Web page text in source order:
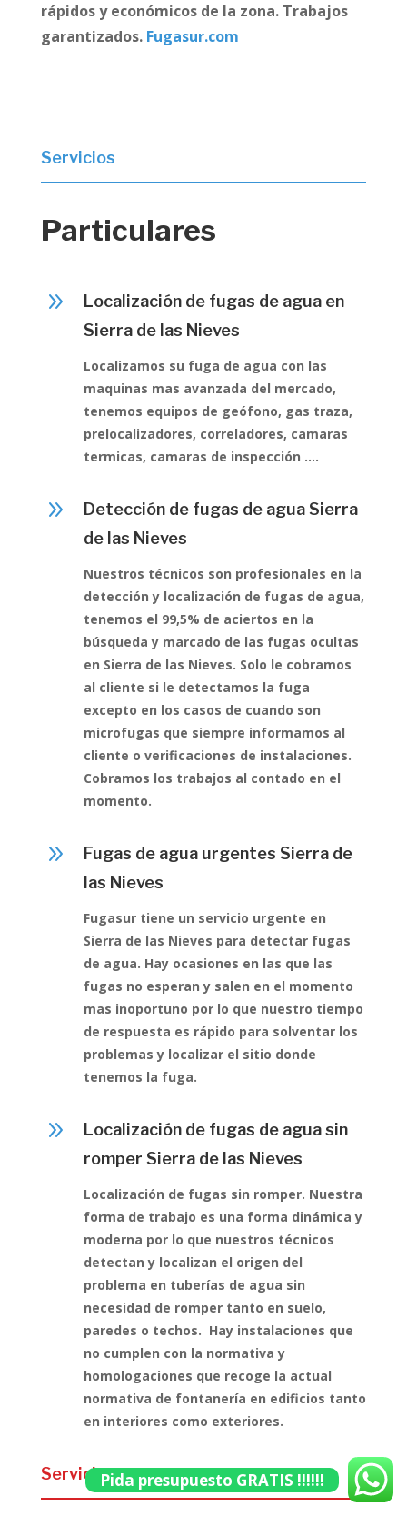
rápidos y económicos de la zona. Trabajos
garantizados. Fugasur.com
Servicios
Particulares
9
Localización de fugas de agua en
Sierra de las Nieves
Localizamos su fuga de agua con las
maquinas mas avanzada del mercado,
tenemos equipos de geófono, gas traza,
prelocalizadores, correladores, camaras
termicas, camaras de inspección ….
9
Detección de fugas de agua Sierra
de las Nieves
Nuestros técnicos son profesionales en la
detección y localización de fugas de agua,
tenemos el 99,5% de aciertos en la
búsqueda y marcado de las fugas ocultas
en Sierra de las Nieves. Solo le cobramos
al cliente si le detectamos la fuga
excepto en los casos de cuando son
microfugas que siempre informamos al
cliente o verificaciones de instalaciones.
Cobramos los trabajos al contado en el
momento.
9
Fugas de agua urgentes Sierra de
las Nieves
Fugasur tiene un servicio urgente en
Sierra de las Nieves para detectar fugas
de agua. Hay ocasiones en las que las
fugas no esperan y salen en el momento
mas inoportuno por lo que nuestro tiempo
de respuesta es rápido para solventar los
problemas y localizar el sitio donde
tenemos la fuga.
9
Localización de fugas de agua sin
romper Sierra de las Nieves
Localización de fugas sin romper. Nuestra
forma de trabajo es una forma dinámica y
moderna por lo que nuestros técnicos
detectan y localizan el origen del
problema en tuberías de agua sin
necesidad de romper tanto en suelo,
paredes o techos. Hay instalaciones que
no cumplen con la normativa y
homologaciones que recoge la actual
normativa de fontanería en edificios tanto
en interiores como exteriores.
ServiciosPida presupuesto GRATIS !!!!!!